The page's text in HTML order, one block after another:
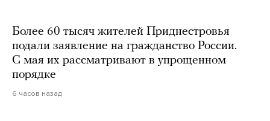
Более 60 тысяч жителей Приднестровья
подали заявление на гражданство России.
С мая их рассматривают в упрощенном
порядке
6 часов назад